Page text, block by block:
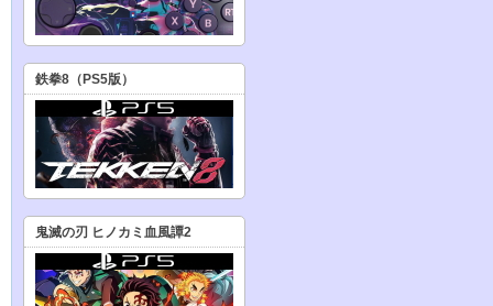
鉄拳8（PS5版）
鬼滅の刃 ヒノカミ血風譚2